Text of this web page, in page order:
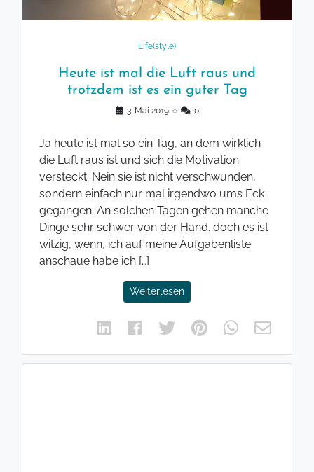
Life(style)
Heute ist mal die Luft raus und
trotzdem ist es ein guter Tag
3. Mai 2019 ◌ 0
Ja heute ist mal so ein Tag, an dem wirklich
die Luft raus ist und sich die Motivation
versteckt. Nein sie ist nicht verschwunden,
sondern einfach nur mal irgendwo ums Eck
gegangen. An solchen Tagen gehen manche
Dinge sehr schwer von der Hand. doch es ist
witzig, wenn, ich auf meine Aufgabenliste
anschaue habe ich […]
Weiterlesen